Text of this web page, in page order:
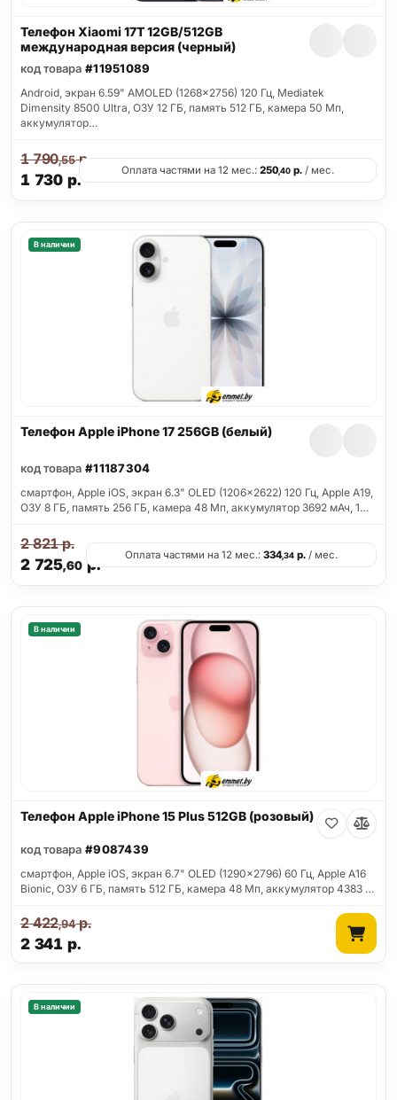
Телефон Xiaomi 17T 12GB/512GB
международная версия (черный)
код товара #11951089
Android, экран 6.59" AMOLED (1268x2756) 120 Гц, Mediatek
Dimensity 8500 Ultra, ОЗУ 12 ГБ, память 512 ГБ, камера 50 Мп,
аккумулятор…
1 730 р.
1 790,55р.
Оплата частями на 12 мес.: 250,40 р. / мес.
В наличии
Телефон Apple iPhone 17 256GB (белый)
код товара #11187304
смартфон, Apple iOS, экран 6.3" OLED (1206x2622) 120 Гц, Apple A19,
ОЗУ 8 ГБ, память 256 ГБ, камера 48 Мп, аккумулятор 3692 мАч, 1…
2 725,60 р.
2 821р.
Оплата частями на 12 мес.: 334,34р./ мес.
В наличии
Телефон Apple iPhone 15 Plus 512GB (розовый)
код товара #9087439
смартфон, Apple iOS, экран 6.7" OLED (1290x2796) 60 Гц, Apple A16
Bionic, ОЗУ 6 ГБ, память 512 ГБ, камера 48 Мп, аккумулятор 4383 …
2 341 р.
2 422,94р.
В наличии